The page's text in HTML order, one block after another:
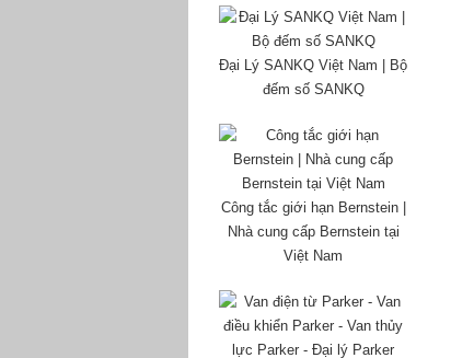
Đại Lý SANKQ Việt Nam | Bộ
đếm số SANKQ
Công tắc giới hạn Bernstein |
Nhà cung cấp Bernstein tại
Việt Nam